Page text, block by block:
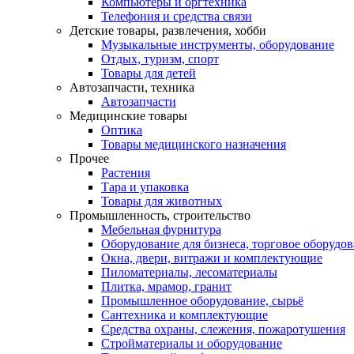
Телефония и средства связи
Детские товары, развлечения, хобби
Музыкальные инструменты, оборудование
Отдых, туризм, спорт
Товары для детей
Автозапчасти, техника
Автозапчасти
Медицинские товары
Оптика
Товары медицинского назначения
Прочее
Растения
Тара и упаковка
Товары для животных
Промышленность, строительство
Мебельная фурнитура
Оборудование для бизнеса, торговое
Окна, двери, витражи и комплектующие
Пиломатериалы, лесоматериалы
Плитка, мрамор, гранит
Промышленное оборудование, сырьё
Сантехника и комплектующие
Средства охраны, слежения, пожаротушения
Стройматериалы и оборудование